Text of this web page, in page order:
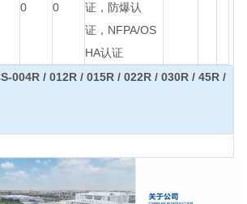
0
0
证，防爆认
证，NFPA/OS
HA认证
004R / 012R / 015R / 022R / 030R / 45R /